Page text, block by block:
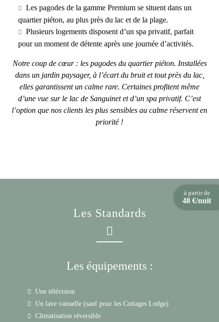
Les pagodes de la gamme Premiumse situent dans un
quartier piéton, au plus près du lac et de la plage.
Plusieurs logements disposent d’un spa privatif, parfait
pour un moment de détente après une journée d’activités.
Notre coup de cœur : les pagodes du quartier piéton. Installées
dans un jardin paysager, à l’écart du bruit et tout près du lac,
elles garantissent un calme rare. Certaines profitent même
d’une vue sur le lac de Sanguinet et d’un spa privatif. C’est
l’option que nos clients les plus sensibles au calme réservent en
priorité !
Les Standards
Les équipements :
Une télévision
Un lave vaisselle (sauf pour les Cottages Lodge)
Climatisation réversible
à partir de
48 €/nuit